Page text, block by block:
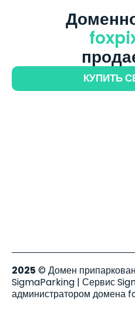
КУПИТЬ
2025 © Домен
SigmaParking | Сервис
администратором домена